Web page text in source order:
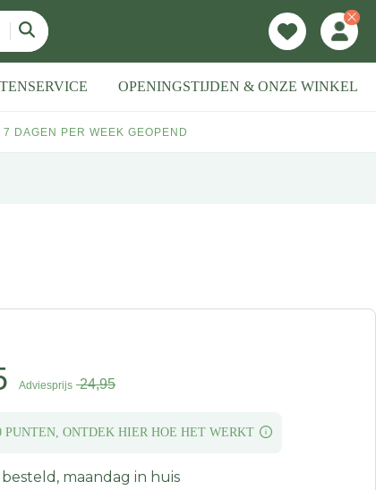
OPENINGSTIJDEN & ONZE WINKEL
7 DAGEN PER WEEK GEOPEND
Adviesprijs 24,95
PUNTEN, ONTDEK HIER HOE HET WERKT
maandag in huis